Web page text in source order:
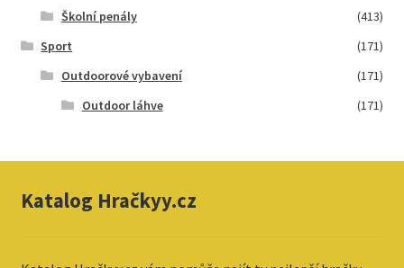
Školní penály
(413)
Sport
(171)
Outdoorové vybavení
(171)
Outdoor láhve
(171)
Katalog Hračkyy.cz